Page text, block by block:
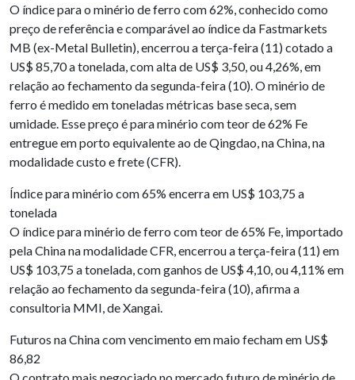
O índice para o minério de ferro com 62%, conhecido como
preço de referência e comparável ao índice da Fastmarkets
MB (ex-Metal Bulletin), encerrou a terça-feira (11) cotado a
US$ 85,70 a tonelada, com alta de US$ 3,50, ou 4,26%, em
relação ao fechamento da segunda-feira (10). O minério de
ferro é medido em toneladas métricas base seca, sem
umidade. Esse preço é para minério com teor de 62% Fe
entregue em porto equivalente ao de Qingdao, na China, na
modalidade custo e frete (CFR).
Índice para minério com 65% encerra em US$ 103,75 a
tonelada
O índice para minério de ferro com teor de 65% Fe, importado
pela China na modalidade CFR, encerrou a terça-feira (11) em
US$ 103,75 a tonelada, com ganhos de US$ 4,10, ou 4,11% em
relação ao fechamento da segunda-feira (10), afirma a
consultoria MMI, de Xangai.
Futuros na China com vencimento em maio fecham em US$
86,82